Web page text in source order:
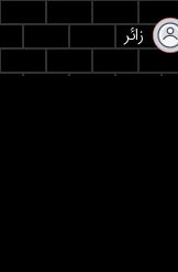
زائر
زائر